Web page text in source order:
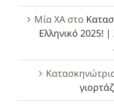
Μία ΧΑστο
Ελληνικό 2025!